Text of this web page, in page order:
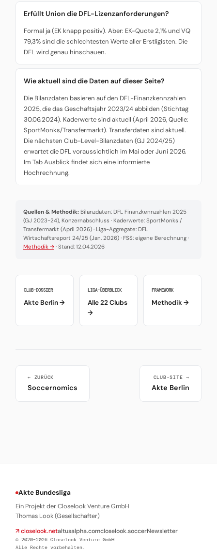
Erfüllt Union die DFL-Lizenzanforderungen?
Formal ja (EK knapp positiv). Aber: EK-Quote 2,1% und VQ
79,3% sind die schlechtesten Werte aller Erstligisten. Die
DFL wird genau hinschauen.
Wie aktuell sind die Daten auf dieser Seite?
Die Bilanzdaten basieren auf den DFL-Finanzkennzahlen
2025, die das Geschäftsjahr 2023/24 abbilden (Stichtag
30.06.2024). Kaderwerte sind aktuell (April 2026, Quelle:
SportMonks/Transfermarkt). Transferdaten sind aktuell.
Die nächsten Club-Level-Bilanzdaten (GJ 2024/25)
erwartet die DFL voraussichtlich im Mai oder Juni 2026.
Im Tab Ausblick findet sich eine informierte
Hochrechnung.
Quellen & Methodik: Bilanzdaten: DFL Finanzkennzahlen 2025
(GJ 2023-24), Konzernabschluss · Kaderwerte: SportMonks /
Transfermarkt (April 2026) · Liga-Aggregate: DFL
Wirtschaftsreport 24/25 (Jan. 2026) · FSS: eigene Berechnung ·
Methodik → · Stand: 12.04.2026
CLUB-DOSSIER
Akte Berlin →
LIGA-ÜBERBLICK
Alle 22 Clubs
→
FRAMEWORK
Methodik →
← ZURÜCK
Soccernomics
CLUB-SITE →
Akte Berlin
Akte Bundesliga
Ein Projekt der Closelook Venture GmbH
Thomas Look (Gesellschafter)
↗ closelook.netaltusalpha.comcloselook.soccerNewsletter
© 2020–2026 Closelook Venture GmbH
Alle Rechte vorbehalten.